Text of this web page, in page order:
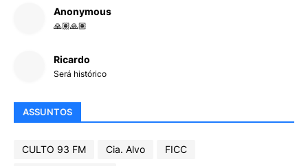
Anonymous
🙏🏽🙏🏽
Ricardo
Será histórico
ASSUNTOS
CULTO 93 FM Cia. Alvo
FICC